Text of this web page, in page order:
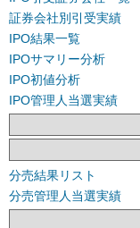
証券会社別引受実績
IPO結果一覧
IPOサマリー分析
IPO初値分析
IPO管理人当選実績
分売結果リスト
分売管理人当選実績